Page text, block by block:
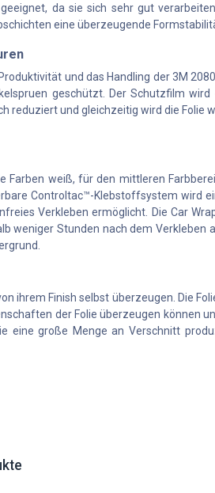
da sie sich sehr gut
eine überzeugende
und das Handling der 3M
geschützt. Der Schutzfilm
reduziert und gleichzeitig wird die Folie
weiß, für den mittleren
Controltac™-Klebstoffsystem wird
Verkleben ermöglicht. Die Car
weniger Stunden nach dem Verkleben
ihrem Finish selbst überzeugen. Die
der Folie überzeugen können
eine große Menge an Verschnitt